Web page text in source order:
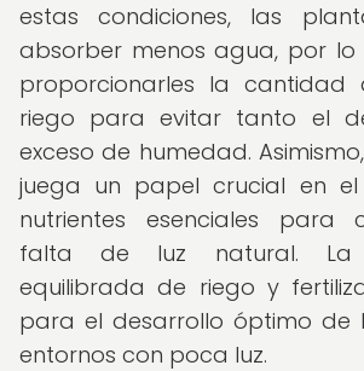
estas condiciones, las
absorber menos agua, por lo
proporcionarles la cantidad
riego para evitar tanto el
exceso de humedad.
juega un papel crucial en el
nutrientes esenciales para
falta de luz natural. La
equilibrada de riego y
para el desarrollo óptimo de
entornos con poca luz.